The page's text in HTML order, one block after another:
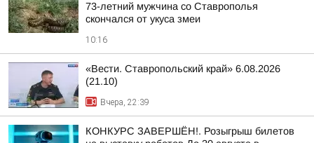
73-летний мужчина со Ставрополья
скончался от укуса змеи
10:16
«Вести. Ставропольский край» 6.08.2026
(21.10)
Вчера, 22:39
КОНКУРС ЗАВЕРШЁН!. Розыгрыш билетов